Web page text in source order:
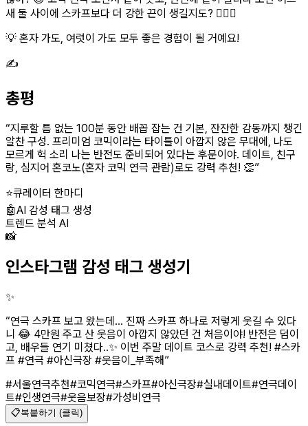
새 둘 사이에 스카프보다 더 강한 끈이 생길지도? 👩‍❤️‍👨
💡 혼자 가도, 여럿이 가도 모두 좋은 경험이 될 거예요!
✍️
총평
“지루할 틈 없는 100분 동안 배꼽 잡는 건 기본, 잔잔한 감동까지 챙긴
알찬 구성. 프리미엄 코믹이라는 타이틀이 아깝지 않은 무대에, 나도
모르게 헉 소리 나는 반전도 준비되어 있다는 후문이야. 데이트, 친구
랑, 심지어 혼코노(혼자 코믹 연극 관람)로도 강력 추천! 👏”
⭐큐레이터 한마디
🤖AI 감성 태그 생성
트렌드 분석 AI
📸
인스타그램 감성 태그 생성기
✨
“연극 스카프 보고 왔는데... 진짜 스카프 하나로 저렇게 웃길 수 있다
니 😂 4만원 주고 산 웃음이 아깝지 않았던 건 처음이야! 반전은 덤이
고, 배우들 연기 미쳤다..✨ 이번 주말 데이트 코스로 강력 추천! #스카
프 #연극 #아신극장 #웃음이_부족해”
#서울연극추천#코믹연극#스카프#아신극장#실내데이트#연극데이
트#인생연극#웃음보장#가성비연극
📋복붙하기 (클릭)